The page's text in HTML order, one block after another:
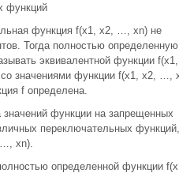
функций
функция f(x1, x2, …, xn) не
Тогда полностью определенную
эквивалентной функции
значениями функции f(x1, x2, …,
f определена.
функции на запрещенных
переключательных функций,
…, xn).
определенной функции